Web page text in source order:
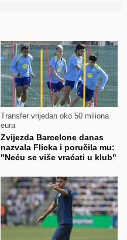
Transfer vrijedan oko 50 miliona
eura
Zvijezda Barcelone danas
nazvala Flicka i poručila mu:
"Neću se više vraćati u klub"